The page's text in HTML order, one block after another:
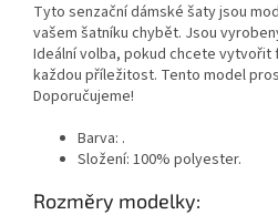
Tyto senzační dámské šaty jsou
vašem šatníku chybět. Jsou
Ideální volba, pokud chcete
každou příležitost. Tento model
Doporučujeme!
Barva: .
Složení: 100% polyester.
Rozměry modelky: